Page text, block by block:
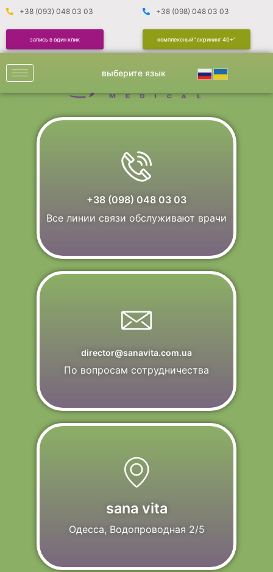
+38 (093) 048 03 03 +38 (098) 048 03 03
запись в один клик комплексный "скрининг 40+"
выберите язык
+38 (098) 048 03 03
Все линии связи обслуживают врачи
director@sanavita.com.ua
По вопросам сотрудничества
sana vita
Одесса, Водопроводная 2/5